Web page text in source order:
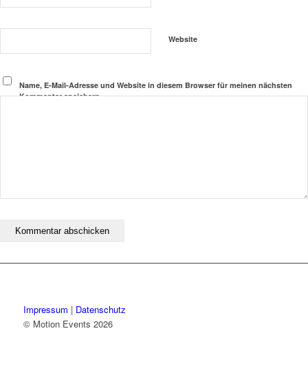
Website
Name, E-Mail-Adresse und Website in diesem Browser für meinen nächsten
Kommentar speichern.
Impressum | Datenschutz
© Motion Events 2026